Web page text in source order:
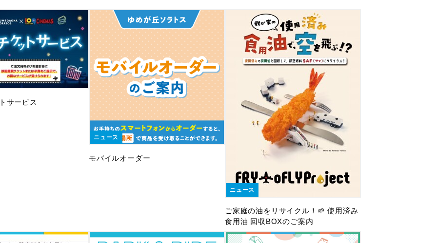
サービス
ニュース
モバイルオーダー
ニュース
ご家庭の油をリサイクル！🌱 使用済み
食用油 回収BOXのご案内